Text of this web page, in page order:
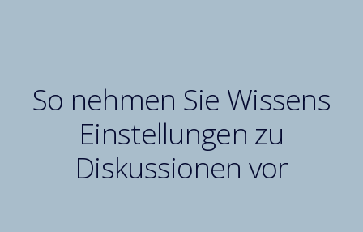
So nehmen Sie Wissens
Einstellungen zu
Diskussionen vor